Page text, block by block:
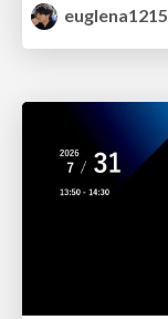
euglena1215